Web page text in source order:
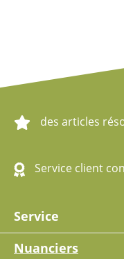
des articles résolument
Service client
Service
Nuanciers